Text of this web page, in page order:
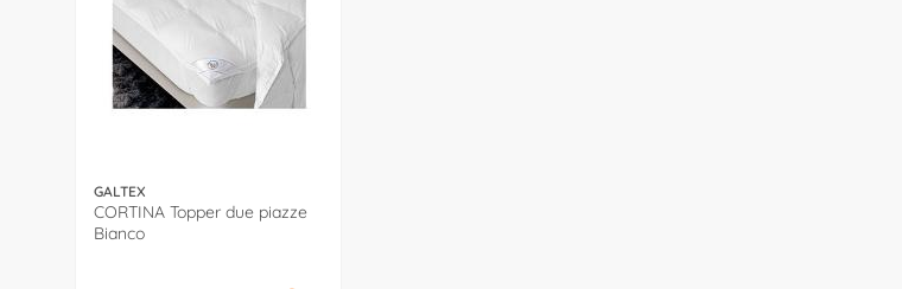
GALTEX
CORTINA Topper due piazze
Bianco